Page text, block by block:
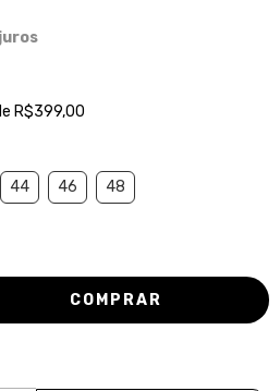
R$399,00
44 46 48